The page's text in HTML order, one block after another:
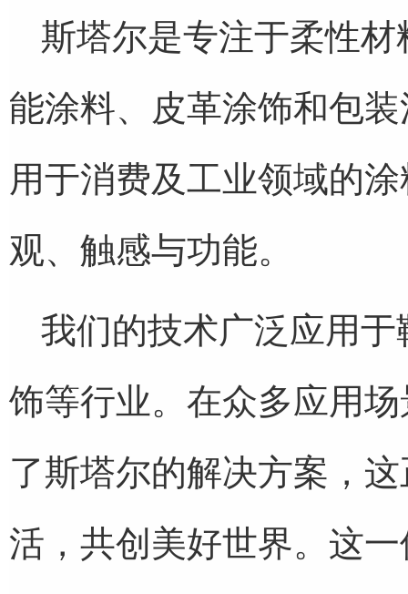
斯塔尔是专注于柔性
能涂料、皮革涂饰和包
用于消费及工业领域的
观、触感与功能。
我们的技术广泛应用于
饰等行业。在众多应用
了斯塔尔的解决方案，
活，共创美好世界。这